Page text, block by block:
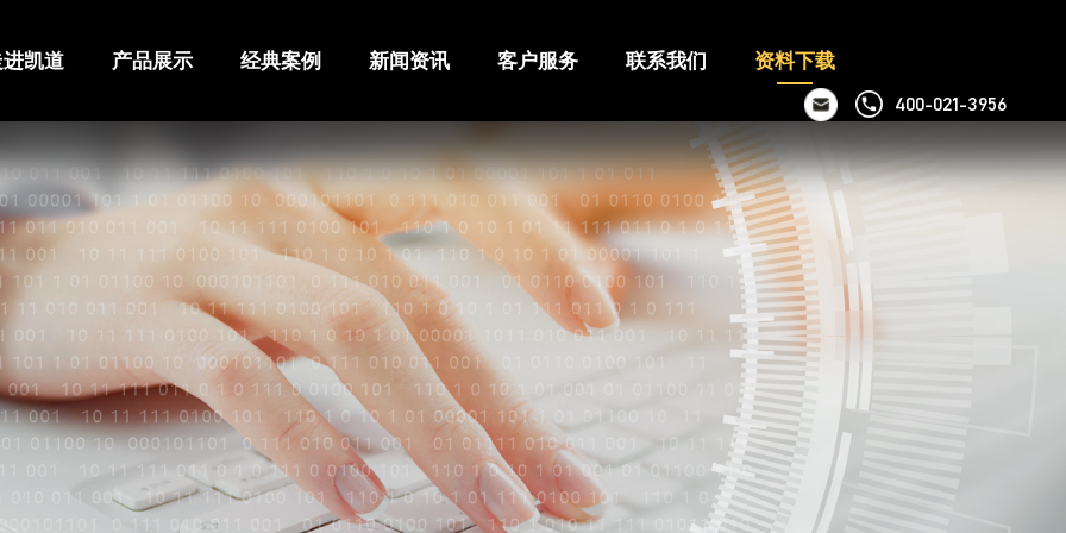
进凯道 产品展示 经典案例 新闻资讯 客户服务 联系我们
资料下载
400-021-3956